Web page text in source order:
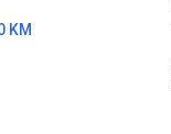
KM